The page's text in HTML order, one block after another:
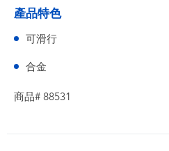
產品特色
可滑行
合金
商品# 88531